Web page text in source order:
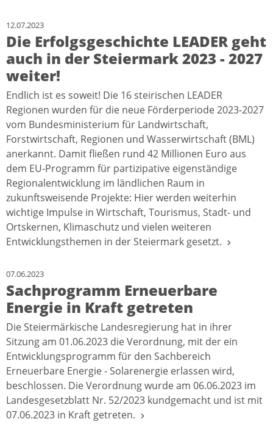
12.07.2023
Die Erfolgsgeschichte LEADER geht
auch in der Steiermark 2023 - 2027
weiter!
Endlich ist es soweit! Die 16 steirischen LEADER
Regionen wurden für die neue Förderperiode 2023-2027
vom Bundesministerium für Landwirtschaft,
Forstwirtschaft, Regionen und Wasserwirtschaft (BML)
anerkannt. Damit fließen rund 42 Millionen Euro aus
dem EU-Programm für partizipative eigenständige
Regionalentwicklung im ländlichen Raum in
zukunftsweisende Projekte: Hier werden weiterhin
wichtige Impulse in Wirtschaft, Tourismus, Stadt- und
Ortskernen, Klimaschutz und vielen weiteren
Entwicklungsthemen in der Steiermark gesetzt.
07.06.2023
Sachprogramm Erneuerbare
Energie in Kraft getreten
Die Steiermärkische Landesregierung hat in ihrer
Sitzung am 01.06.2023 die Verordnung, mit der ein
Entwicklungsprogramm für den Sachbereich
Erneuerbare Energie - Solarenergie erlassen wird,
beschlossen. Die Verordnung wurde am 06.06.2023 im
Landesgesetzblatt Nr. 52/2023 kundgemacht und ist mit
07.06.2023 in Kraft getreten.